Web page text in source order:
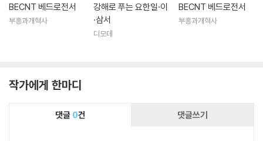
BECNT 베드로전서
부흥과개혁사
강해로 푸는 요한일·이
·삼서
디모데
BECNT 베드로전서
부흥과개혁사
작가에게 한마디
댓글 0건 댓글쓰기